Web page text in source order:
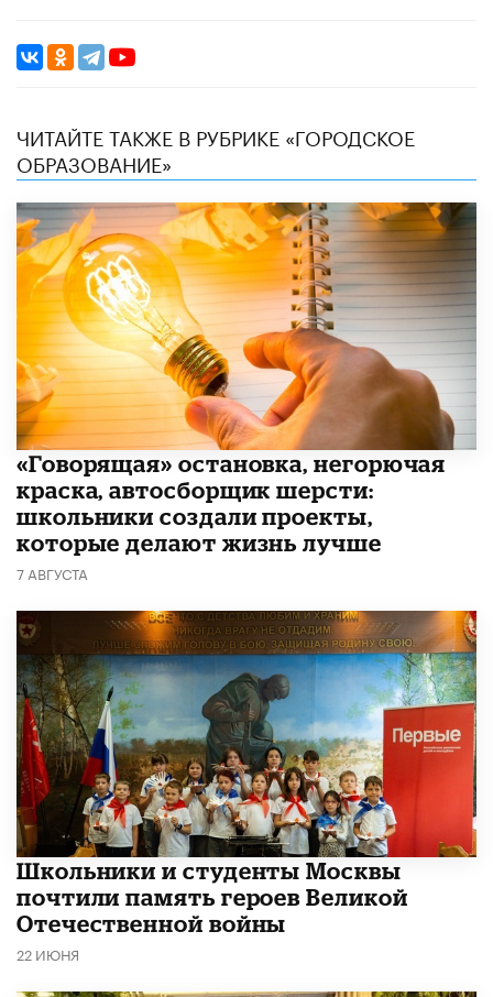
ЧИТАЙТЕ ТАКЖЕ В РУБРИКЕ «ГОРОДСКОЕ
ОБРАЗОВАНИЕ»
​«Говорящая» остановка, негорючая
краска, автосборщик шерсти:
школьники создали проекты,
которые делают жизнь лучше
7 АВГУСТА
Школьники и студенты Москвы
почтили память героев Великой
Отечественной войны
22 ИЮНЯ